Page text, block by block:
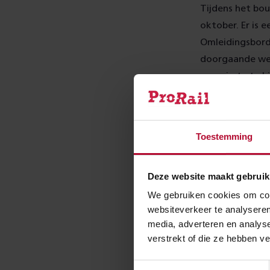
Toestemming
Deze website maakt
We gebruiken cookies om
websiteverkeer te
media, adverteren en
verstrekt of die ze hebben
Tijdens het
oktober. Er is
doorgaande
om ruimte te
bewoners
Geen
In het
overkappingen
komen later
hierover.